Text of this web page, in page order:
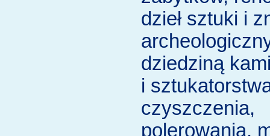
dzieł sztuki i
dziedziną
i
czyszczenia,
polerowania,